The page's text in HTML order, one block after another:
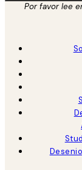
Por favor lee